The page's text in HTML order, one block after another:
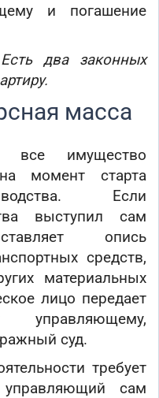
и погашение
два законных
масса
все имущество
момент старта
Если
выступил сам
опись
средств,
материальных
лицо передает
управляющему,
суд.
требует
управляющий сам